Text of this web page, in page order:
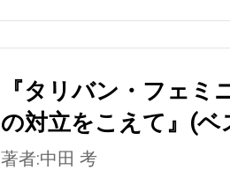
『タリバン・フェ
の対立をこえて』(
著者:中田 考